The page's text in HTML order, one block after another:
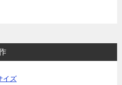
イズ